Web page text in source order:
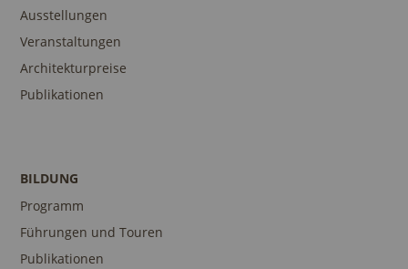
Ausstellungen
Veranstaltungen
Architekturpreise
Publikationen
BILDUNG
Programm
Führungen und Touren
Publikationen